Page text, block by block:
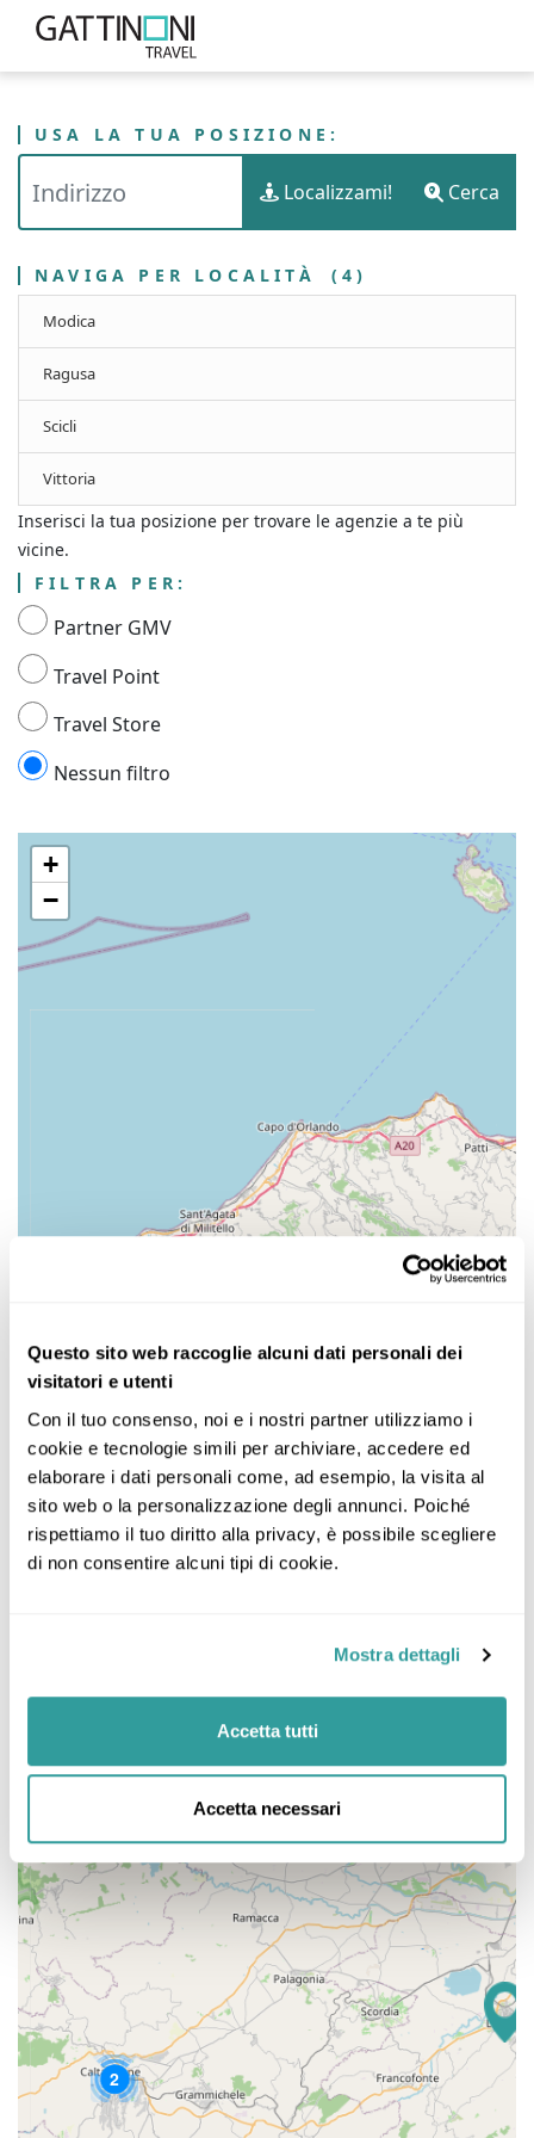
Questo sito web raccoglie alcuni dati personali dei
visitatori e utenti
Con il tuo consenso, noi e i nostri partner utilizziamo i
cookie e tecnologie simili per archiviare, accedere ed
elaborare i dati personali come, ad esempio, la visita al
sito web o la personalizzazione degli annunci. Poiché
rispettiamo il tuo diritto alla privacy, è possibile scegliere
di non consentire alcuni tipi di cookie.
Mostra dettagli
Accetta tutti
Accetta necessari
GATTINONI TRAVEL - LIBERO CONSORZIO COMUNALE DI RAGUSA
USA LA TUA POSIZIONE:
Localizzami! Cerca
NAVIGA PER LOCALITÀ (4)
Modica
Ragusa
Scicli
Vittoria
Inserisci la tua posizione per trovare le agenzie a te più
vicine.
FILTRA PER:
Partner GMV
Travel Point
Travel Store
Nessun filtro
2
+
−